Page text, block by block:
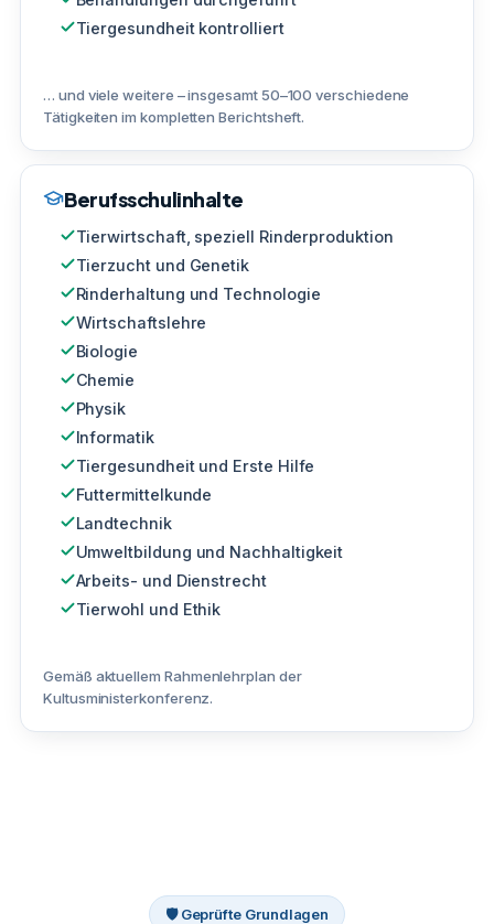
Tiergesundheit kontrolliert
… und viele weitere – insgesamt 50–100 verschiedene
Tätigkeiten im kompletten Berichtsheft.
Berufsschulinhalte
Tierwirtschaft, speziell Rinderproduktion
Tierzucht und Genetik
Rinderhaltung und Technologie
Wirtschaftslehre
Biologie
Chemie
Physik
Informatik
Tiergesundheit und Erste Hilfe
Futtermittelkunde
Landtechnik
Umweltbildung und Nachhaltigkeit
Arbeits- und Dienstrecht
Tierwohl und Ethik
Gemäß aktuellem Rahmenlehrplan der
Kultusministerkonferenz.
🛡 Geprüfte Grundlagen